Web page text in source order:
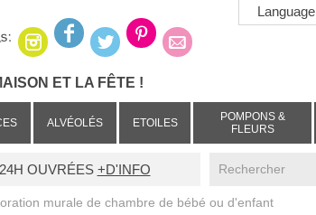
Language
ET LA FÊTE !
ALVÉOLÉS ETOILES
POMPONS &
FLEURS
OUVRÉES +D'INFO
murale de chambre de bébé ou d'enfant